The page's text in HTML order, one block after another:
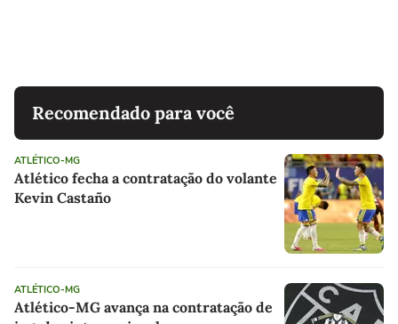
Recomendado para você
ATLÉTICO-MG
Atlético fecha a contratação do volante
Kevin Castaño
ATLÉTICO-MG
Atlético-MG avança na contratação de